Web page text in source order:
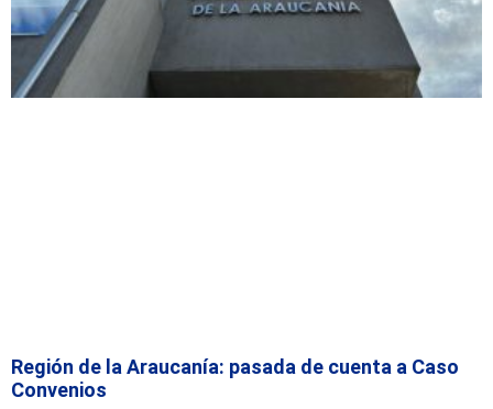
Región de la Araucanía: pasada de cuenta a Caso
Convenios